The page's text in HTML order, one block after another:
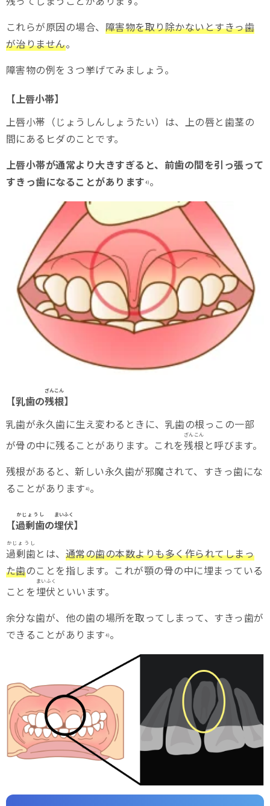
これらが原因の場合、 障害物を取り除かないとすきっ歯
が治りません。
障害物の例を３つ挙げてみましょう。
【上唇小帯】
上唇小帯（じょうしんしょうたい）は、上の唇と歯茎の
間にあるヒダのことです。
上唇小帯が通常より大きすぎると、前歯の間を引っ張って
すきっ歯になることがあります 4) 。
【乳歯の残根
ざんこん
】
乳歯が永久歯に生え変わるときに、乳歯の根っこの一部
が骨の中に残ることがあります。これを残根
ざんこん
と呼びます。
残根があると、新しい永久歯が邪魔されて、すきっ歯にな
ることがあります 4) 。
【過剰歯
かじょうし
の埋伏
まいふく
】
過剰歯
かじょうし
とは、 通常の歯の本数よりも多く作られてしまっ
た歯のことを指します。これが顎の骨の中に埋まっている
ことを埋伏
まいふく
といいます。
余分な歯が、他の歯の場所を取ってしまって、すきっ歯が
できることがあります 4) 。